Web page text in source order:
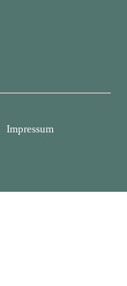
Impressum